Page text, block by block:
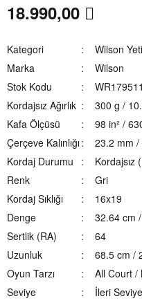
18.990,00
Kategori
Wilson
Marka
Wilson
Stok Kodu
Kordajsız Ağırlık
300 g /
Kafa Ölçüsü
98 in² /
Çerçeve Kalınlığı
23.2 mm
Kordaj Durumu
Kordajsız
Renk
Gri
Kordaj Sıklığı
16x19
Denge
32.64 cm
Sertlik (RA)
64
Uzunluk
68.5 cm /
Oyun Tarzı
All Court /
Seviye
İleri